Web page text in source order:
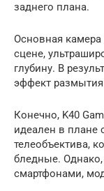
заднего плана.
Основная
сцене,
глубину. В
эффект
Конечно, K40
идеален в плане
телеобъектива,
бледные.
смартфонами,